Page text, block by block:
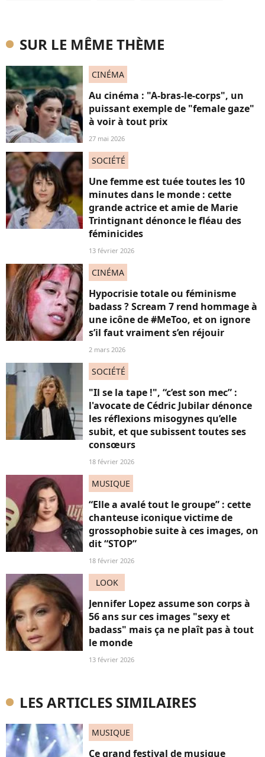
SUR LE MÊME THÈME
CINÉMA
Au cinéma : "A-bras-le-corps", un
puissant exemple de "female gaze"
à voir à tout prix
27 mai 2026
SOCIÉTÉ
Une femme est tuée toutes les 10
minutes dans le monde : cette
grande actrice et amie de Marie
Trintignant dénonce le fléau des
féminicides
13 février 2026
CINÉMA
Hypocrisie totale ou féminisme
badass ? Scream 7 rend hommage à
une icône de #MeToo, et on ignore
s’il faut vraiment s’en réjouir
2 mars 2026
SOCIÉTÉ
"Il se la tape !", “c’est son mec” :
l'avocate de Cédric Jubilar dénonce
les réflexions misogynes qu’elle
subit, et que subissent toutes ses
consœurs
18 février 2026
MUSIQUE
“Elle a avalé tout le groupe” : cette
chanteuse iconique victime de
grossophobie suite à ces images, on
dit “STOP”
18 février 2026
LOOK
Jennifer Lopez assume son corps à
56 ans sur ces images "sexy et
badass" mais ça ne plaît pas à tout
le monde
13 février 2026
LES ARTICLES SIMILAIRES
MUSIQUE
Ce grand festival de musique